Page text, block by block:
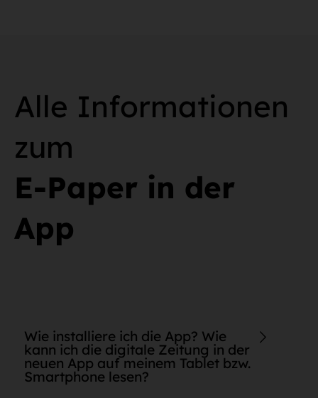
Alle Informationen
zum
E-Paper in der
App
Wie installiere ich die App? Wie
kann ich die digitale Zeitung in der
neuen App auf meinem Tablet bzw.
Smartphone lesen?